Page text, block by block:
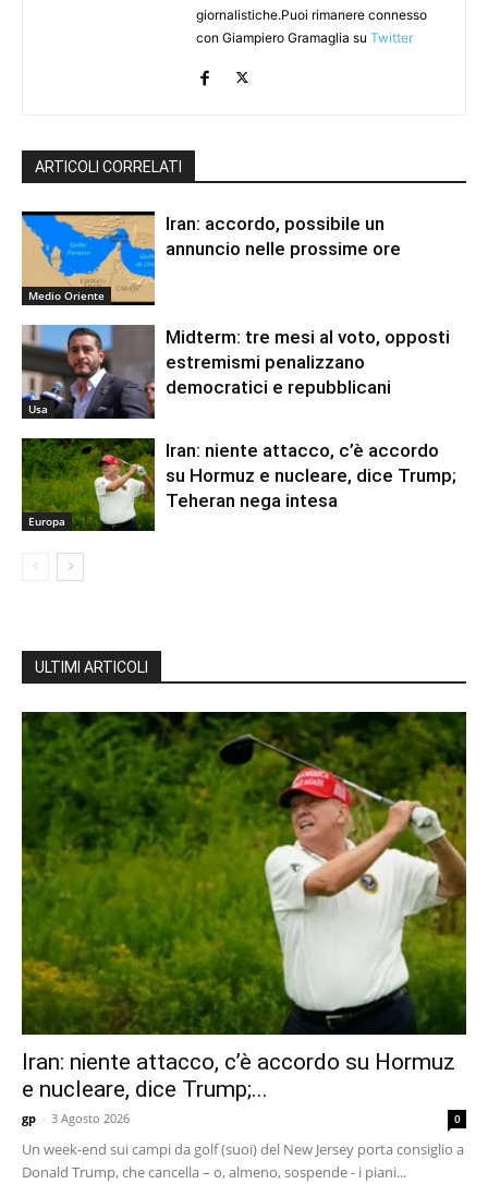
giornalistiche.Puoi rimanere connesso
con Giampiero Gramaglia su Twitter
ARTICOLI CORRELATI
Medio Oriente
Iran: accordo, possibile un
annuncio nelle prossime ore
Usa
Midterm: tre mesi al voto, opposti
estremismi penalizzano
democratici e repubblicani
Europa
Iran: niente attacco, c’è accordo
su Hormuz e nucleare, dice Trump;
Teheran nega intesa
ULTIMI ARTICOLI
Iran: niente attacco, c’è accordo su Hormuz
e nucleare, dice Trump;...
gp - 3 Agosto 2026 0
Un week-end sui campi da golf (suoi) del New Jersey porta consiglio a
Donald Trump, che cancella – o, almeno, sospende - i piani...